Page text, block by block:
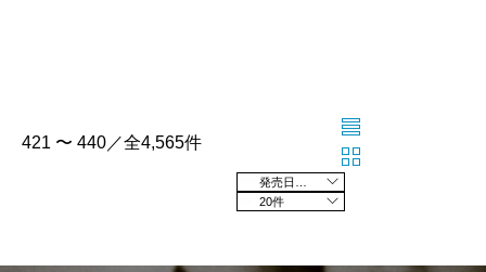
421 〜 440／全4,565件
20件